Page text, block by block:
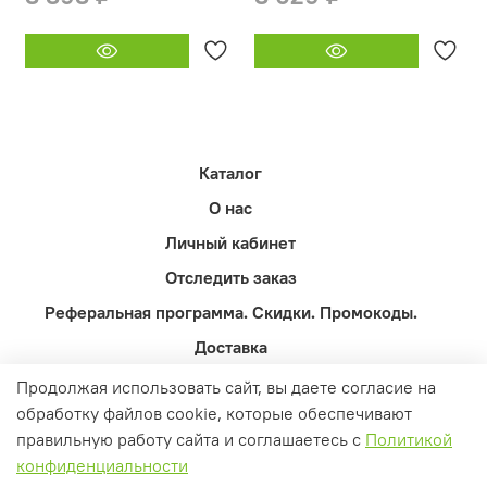
Каталог
О нас
Личный кабинет
Отследить заказ
Реферальная программа. Скидки. Промокоды.
Доставка
Оферта и политика конфиденциальности
Пользовательское соглашение
Контакты
Продолжая использовать сайт, вы даете согласие на
обработку файлов cookie, которые обеспечивают
правильную работу сайта и соглашаетесь с Политикой
конфиденциальности